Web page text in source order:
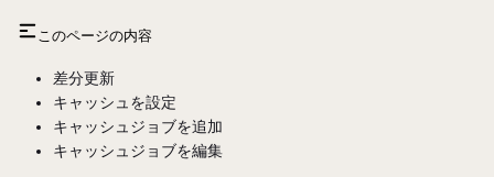
このページの内容
差分更新
キャッシュを設定
キャッシュジョブを追加
キャッシュジョブを編集